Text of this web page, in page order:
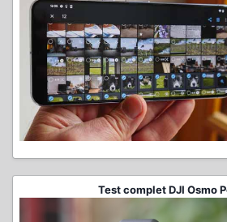
Test complet DJI Osmo